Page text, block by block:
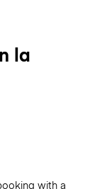
la
with a